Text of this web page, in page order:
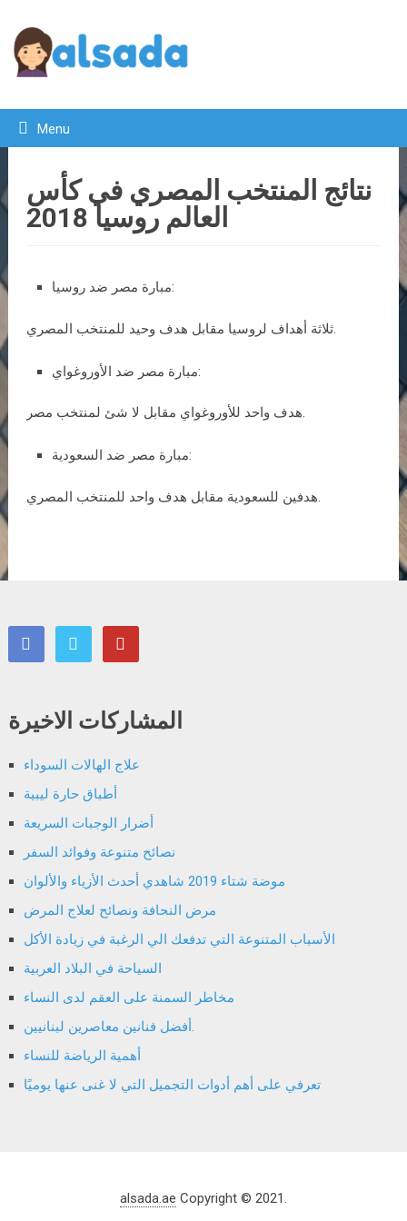
Menu
نتائج المنتخب المصري في كأس
العالم روسيا 2018
مبارة مصر ضد روسيا:
ثلاثة أهداف لروسيا مقابل هدف وحيد للمنتخب المصري.
مبارة مصر ضد الأوروغواي:
هدف واحد للأوروغواي مقابل لا شئ لمنتخب مصر.
مبارة مصر ضد السعودية:
هدفين للسعودية مقابل هدف واحد للمنتخب المصري.
المشاركات الاخيرة
علاج الهالات السوداء
أطباق حارة ليبية
أضرار الوجبات السريعة
نصائح متنوعة وفوائد السفر
موضة شتاء 2019 شاهدي أحدث الأزياء والألوان
مرض النحافة ونصائح لعلاج المرض
الأسباب المتنوعة التي تدفعك الي الرغبة في زيادة الأكل
السياحة في البلاد العربية
مخاطر السمنة على العقم لدى النساء
أفضل فنانين معاصرين لبنانيين.
أهمية الرياضة للنساء
تعرفي على أهم أدوات التجميل التي لا غنى عنها يوميًا
alsada.ae Copyright © 2021.